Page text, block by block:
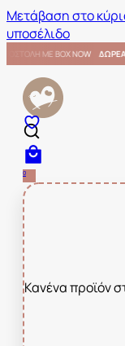
Μετάβαση στο
υποσέλιδο
BOX NOW ΑΠΟΣΤΟΛΗ ΜΕ
0
Κανένα προϊόν